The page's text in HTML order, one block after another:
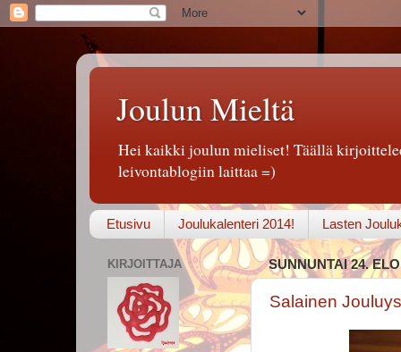
Joulun Mieltä
Hei kaikki joulun mieliset! Täällä
leivontablogiin laittaa =)
Etusivu Joulukalenteri 2014! Lasten
SUNNUNTAI 24.
Salainen
KIRJOITTAJA